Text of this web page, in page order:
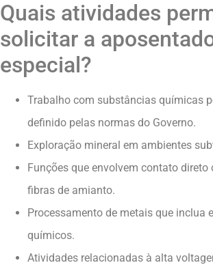
Quais atividades
solicitar a
especial?
Trabalho com substâncias químicas
definido pelas normas do Governo.
Exploração mineral em ambientes
Funções que envolvem contato direto
fibras de amianto.
Processamento de metais que inclua
químicos.
Atividades relacionadas à alta